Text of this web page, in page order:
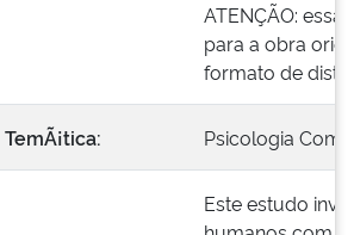
ATENÇÃO:
para a obra
formato de
Psicologia
Este estudo